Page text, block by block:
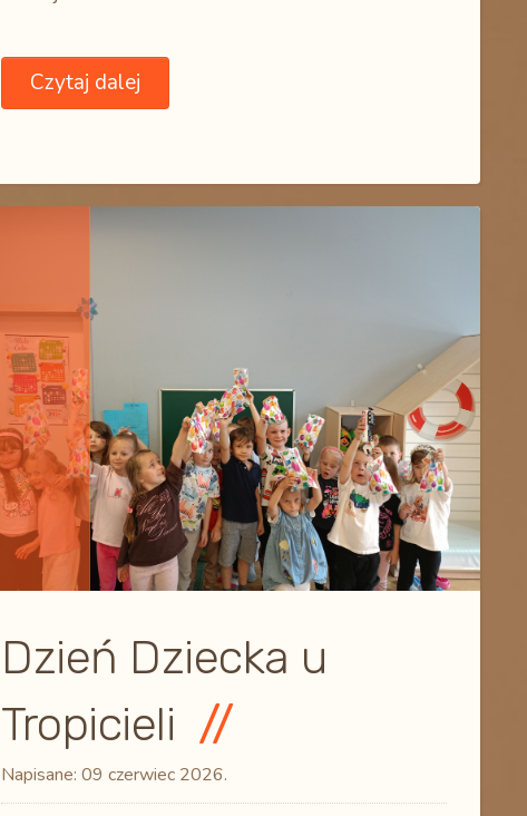
Czytaj dalej
Dzień Dziecka u
Tropicieli
Napisane: 09 czerwiec 2026.